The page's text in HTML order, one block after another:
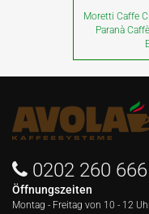
Moretti Caffe
Paranà
0202 260
Öffnungszeiten
Montag - Freitag von 10 - 12